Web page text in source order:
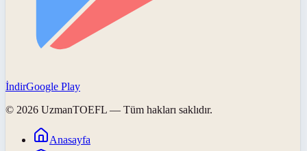
İndirGoogle Play
© 2026 UzmanTOEFL — Tüm hakları saklıdır.
Anasayfa